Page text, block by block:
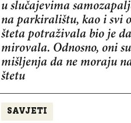
u slučajevima
na parkiralištu, kao i svi
šteta potraživala bio je
mirovala. Odnosno, oni
mišljenja da ne moraju
štetu
SAVJETI